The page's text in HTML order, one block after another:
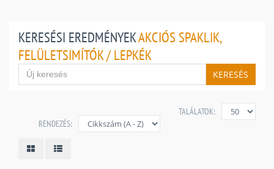
KERESÉSI EREDMÉNYEKAKCIÓS SPAKLIK,
FELÜLETSIMÍTÓK / LEPKÉK
KERESÉS
TALÁLATOK:
RENDEZÉS: